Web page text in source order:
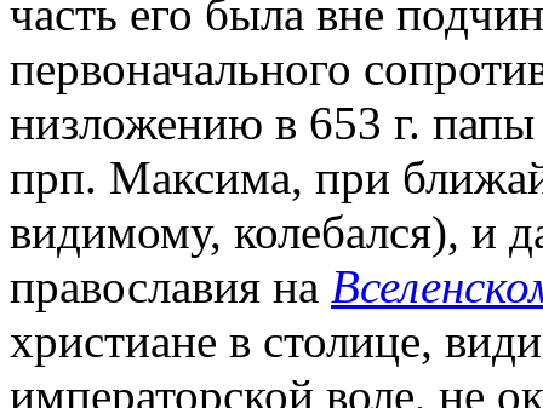
часть его была вне
первоначального
низложению в 653 г.
прп. Максима, при
видимому, колебался), и
православия на
христиане в столице,
императорской воле, не